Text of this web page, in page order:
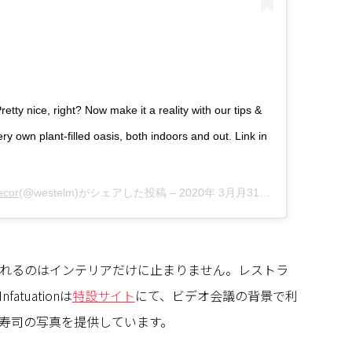
nice, right? Now make it a reality with our tips &
own plant-filled oasis, both indoors and out. Link in
(@westelm)がシェアした投稿 – 2020年 3月月31日午後3時47分PDT
るのはインテリアだけに止まりません。レストラ
は特設サイトにて、ビデオ会議の背景で利
の写真を提供しています。